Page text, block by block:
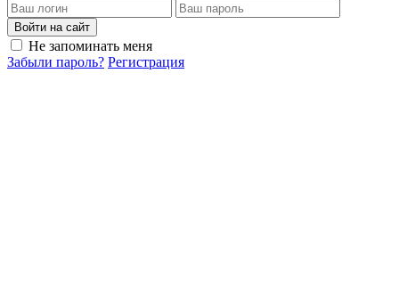
Войти на сайт
Не запоминать меня
Забыли пароль? Регистрация